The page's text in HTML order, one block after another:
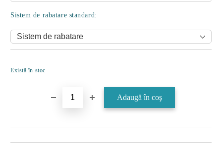
Sistem de rabatare standard:
Există în stoc